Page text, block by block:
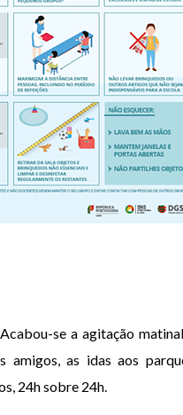
se a agitação
as idas aos
24h sobre 24h.